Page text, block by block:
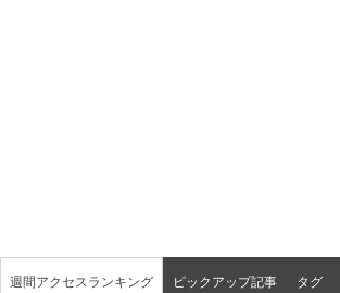
週間アクセスランキング ピックアップ記事 タグ